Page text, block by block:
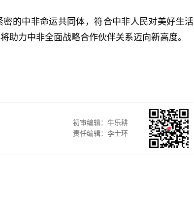
的中非命运共同体，符合中非人民对美好生活
助力中非全面战略合作伙伴关系迈向新高度。
初审编辑：牛乐耕
责任编辑：李士环